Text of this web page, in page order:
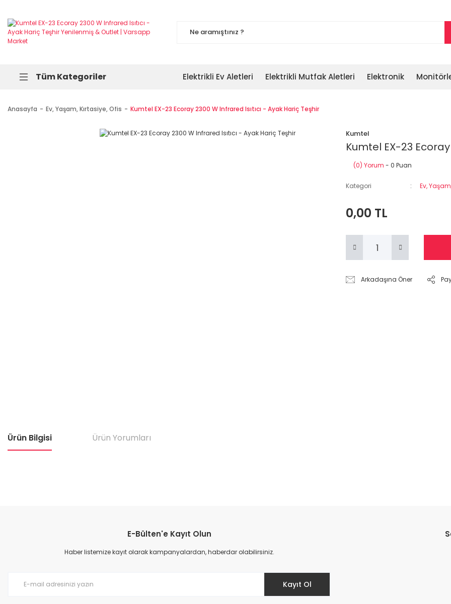
Tüm Kategoriler Elektrikli Ev Aletleri Elektrikli Mutfak Aletleri Elektronik
Anasayfa Ev, Yaşam, Kırtasiye, Ofis Kumtel EX-23 Ecoray 2300 W Infrared Isıtıcı - Ayak Hariç Teşhir
Kumtel
Kumtel EX-23
(0) Yorum - 0 Puan
Kategori Ev,
0,00 TL
Arkadaşına Öner
Ürün Bilgisi Ürün Yorumları
E-Bülten'e Kayıt Olun
Haber listemize kayıt olarak kampanyalardan, haberdar olabilirsiniz.
Kayıt Ol